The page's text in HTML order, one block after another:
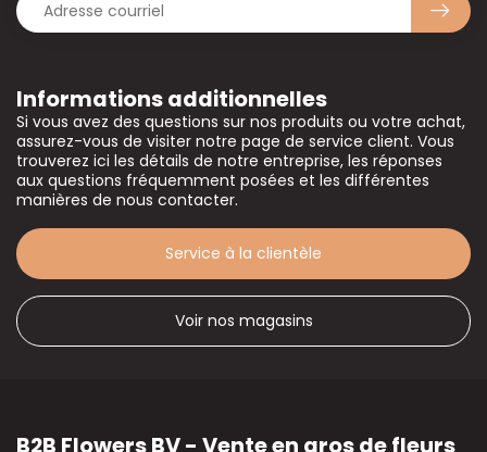
Informations additionnelles
Si vous avez des questions sur nos produits ou votre achat,
assurez-vous de visiter notre page de service client. Vous
trouverez ici les détails de notre entreprise, les réponses
aux questions fréquemment posées et les différentes
manières de nous contacter.
Service à la clientèle
Voir nos magasins
B2B Flowers BV - Vente en gros de fleurs